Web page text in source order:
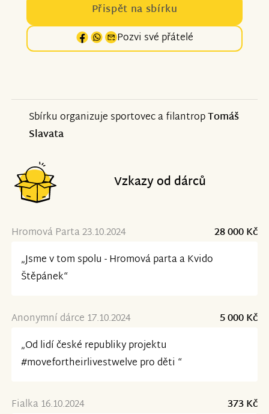
Přispět na sbírku
Pozvi své přátelé
Sbírku organizuje sportovec a filantropTomáš
Slavata
Vzkazy od dárců
Hromová Parta 23.10.2024
28 000 Kč
„Jsme v tom spolu - Hromová parta a Kvido
Štěpánek“
Anonymní dárce 17.10.2024
5 000 Kč
„Od lidí české republiky projektu
#movefortheirlivestwelve pro děti “
Fialka 16.10.2024 373 Kč